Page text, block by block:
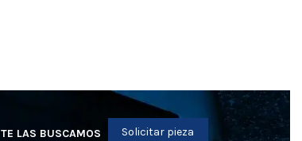
TE LAS BUSCAMOS Solicitar pieza